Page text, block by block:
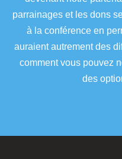
parrainages et les dons
à la conférence en
auraient autrement des
comment vous pouvez
des